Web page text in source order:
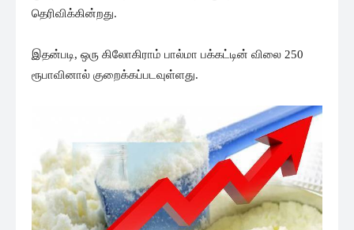
தெரிவிக்கின்றது.
இதன்படி, ஒரு கிலோகிராம் பால்மா பக்கட்டின் விலை 250
ரூபாவினால் குறைக்கப்படவுள்ளது.